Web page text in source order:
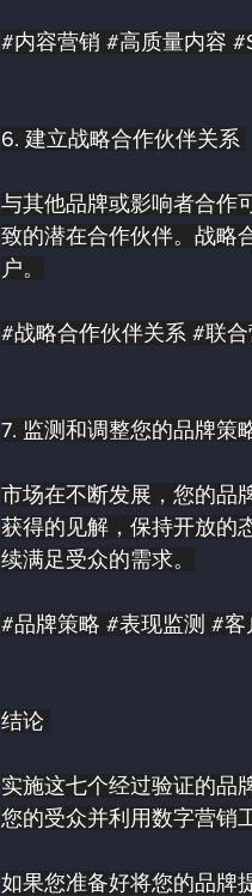
#内容营销 #高质量内容
6. 建立战略合作伙伴关系
与其他品牌或影响者合作
致的潜在合作伙伴。战略
户。
#战略合作伙伴关系 #联合
7. 监测和调整您的品牌策
市场在不断发展，您的品
获得的见解，保持开放的
续满足受众的需求。
#品牌策略 #表现监测 #客
结论
实施这七个经过验证的品
您的受众并利用数字营销
如果您准备好将您的品牌